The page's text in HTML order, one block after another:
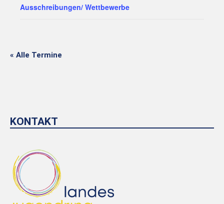
Ausschreibungen/ Wettbewerbe
« Alle Termine
KONTAKT